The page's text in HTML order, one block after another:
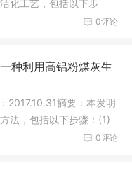
化工艺，包括以下步
0评论
种利用高铝粉煤灰生
2017.10.31摘要：本发明
法，包括以下步骤：(1)
0评论